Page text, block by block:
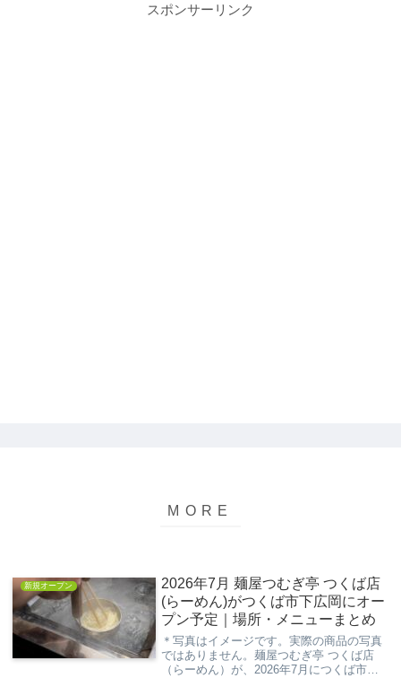
スポンサーリンク
新規オープン
2026年7月 麺屋つむぎ亭 つくば店
(らーめん)がつくば市下広岡にオー
プン予定｜場所・メニューまとめ
＊写真はイメージです。実際の商品の写真
ではありません。麺屋つむぎ亭 つくば店
（らーめん）が、2026年7月につくば市下